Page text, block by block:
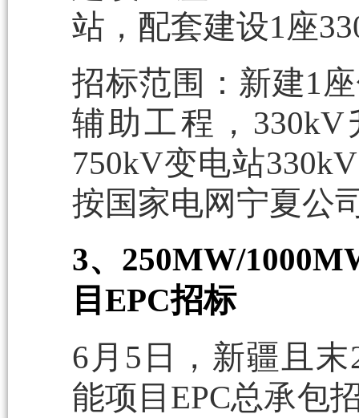
站，配套建设1座
招标范围：新建1
辅助工程，
750kV变电站
按国家电网宁夏公
3、250MW/
目EPC招标
6月5日，新疆且末
能项目EPC总承包